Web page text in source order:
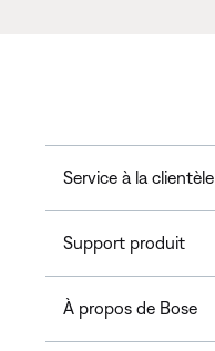
Service à la clientèle
Support produit
À propos de Bose